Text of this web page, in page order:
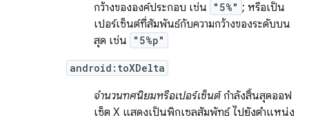
กว้างขององค์ประกอบ เช่น
"5%" ; หรือเป็น
เปอร์เซ็นต์ที่สัมพันธ์กับความกว้างของระดับบน
สุด เช่น
"5%p"
android:toXDelta
จำนวนทศนิยมหรือเปอร์เซ็นต์กำลังสิ้นสุดออฟ
เซ็ต X แสดงเป็นพิกเซลสัมพัทธ์ ไปยังตำแหน่ง